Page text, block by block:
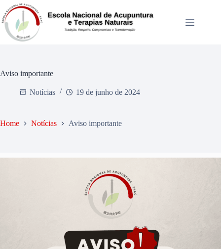
Aviso importante
Notícias 19 de junho de 2024
Home Notícias Aviso importante